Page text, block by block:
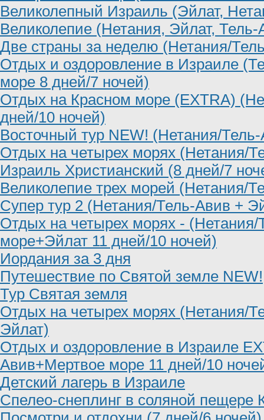
Великолепный Израиль (Эйлат,
Великолепие (Нетания, Эйлат, Тель-
Две страны за неделю (Нетания/
Отдых и оздоровление в Израиле
море 8 дней/7 ночей)
Отдых на Красном море (EXTRA)
дней/10 ночей)
Восточный тур NEW! (Нетания/
Отдых на четырех морях (Нетания/
Израиль Христианский (8 дней/7
Великолепие трех морей (Нетания/
Супер тур 2 (Нетания/Тель-Авив +
Отдых на четырех морях -
море+Эйлат 11 дней/10 ночей)
Иордания за 3 дня
Путешествие по Святой земле NEW!
Тур Святая земля
Отдых на четырех морях (Нетания/
Эйлат)
Отдых и оздоровление в Израиле
Авив+Мертвое море 11 дней/10
Детский лагерь в Израиле
Спелео-снеплинг в соляной пещере